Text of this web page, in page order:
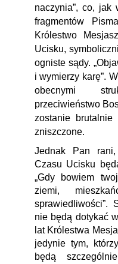
naczynia”, co, jak
fragmentów
Królestwo
Ucisku,
ogniste sądy.
i wymierzy karę”.
obecnymi
przeciwieństwo
zostanie brutalnie
zniszczone.
Jednak Pan
Czasu Ucisku
„Gdy bowiem
ziemi,
sprawiedliwości”.
nie będą dotykać
lat Królestwa
jedynie tym,
będą